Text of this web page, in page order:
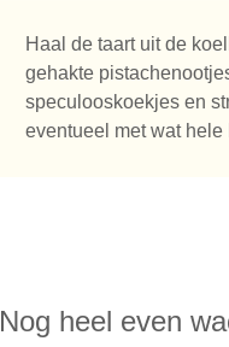
Haal de taart uit de
gehakte
speculooskoekjes en
eventueel met wat hele
Nog heel even